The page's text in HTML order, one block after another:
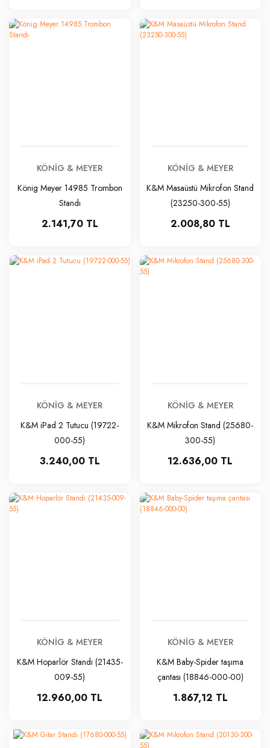
KÖNIG & MEYER
König Meyer 14985 Trombon
Standı
2.141,70 TL
KÖNIG & MEYER
K&M Masaüstü Mikrofon Stand
(23250-300-55)
2.008,80 TL
KÖNIG & MEYER
K&M iPad 2 Tutucu (19722-
000-55)
3.240,00 TL
KÖNIG & MEYER
K&M Mikrofon Stand (25680-
300-55)
12.636,00 TL
KÖNIG & MEYER
K&M Hoparlör Standı (21435-
009-55)
12.960,00 TL
KÖNIG & MEYER
K&M Baby-Spider taşıma
çantası (18846-000-00)
1.867,12 TL